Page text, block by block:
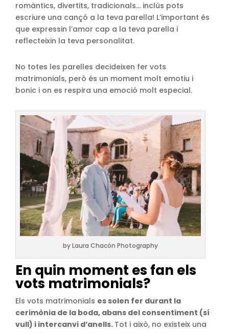
romàntics, divertits, tradicionals… inclús pots
escriure una cançó a la teva parella! L’important és
que expressin l’amor cap a la teva parella i
reflecteixin la teva personalitat.
No totes les parelles decideixen fer vots
matrimonials, però és un moment molt emotiu i
bonic i on es respira una emoció molt especial.
by Laura Chacón Photography
En quin moment es fan els
vots matrimonials?
Els vots matrimonials es solen fer durant la
cerimònia de la boda, abans del consentiment (sí
vull) i intercanvi d’anells. Tot i això, no existeix una